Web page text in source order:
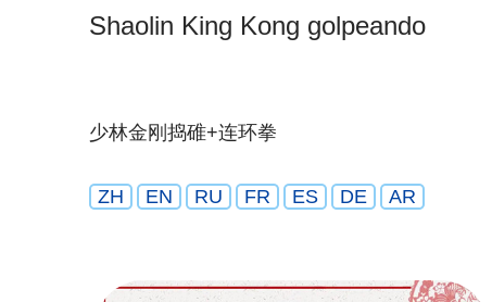
Shaolin King Kong golpeando
少林金刚捣碓+连环拳
ZH EN RU FR ES DE AR